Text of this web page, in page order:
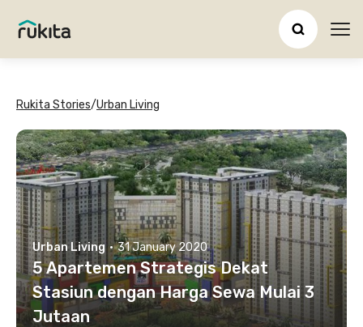
Rukita Stories/Urban Living
Urban Living · 31 January 2020
5 Apartemen Strategis Dekat
Stasiun dengan Harga Sewa Mulai 3
Jutaan